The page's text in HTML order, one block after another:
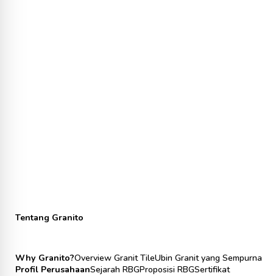
Tentang Granito
Why Granito?Overview Granit TileUbin Granit yang Sempurna
Profil PerusahaanSejarah RBGProposisi RBGSertifikat